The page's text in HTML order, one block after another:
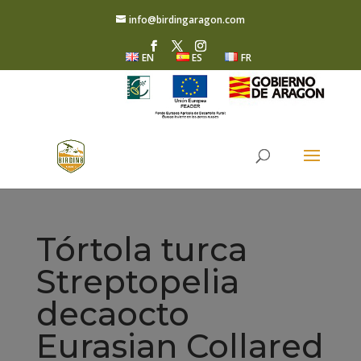
info@birdingaragon.com
EN ES FR
Tórtola turca
Streptopelia
decaocto
Eurasian Collared